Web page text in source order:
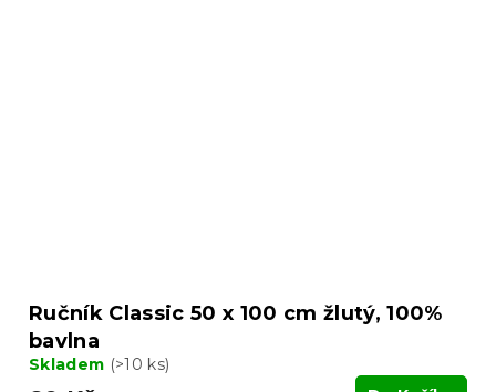
Ručník Classic 50 x 100 cm žlutý, 100%
bavlna
Skladem (>10 ks)